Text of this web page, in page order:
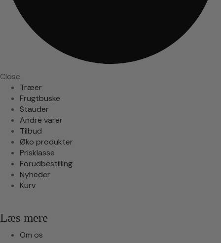
Close
Træer
Frugtbuske
Stauder
Andre varer
Tilbud
Øko produkter
Prisklasse
Forudbestilling
Nyheder
Kurv
Læs mere
Om os